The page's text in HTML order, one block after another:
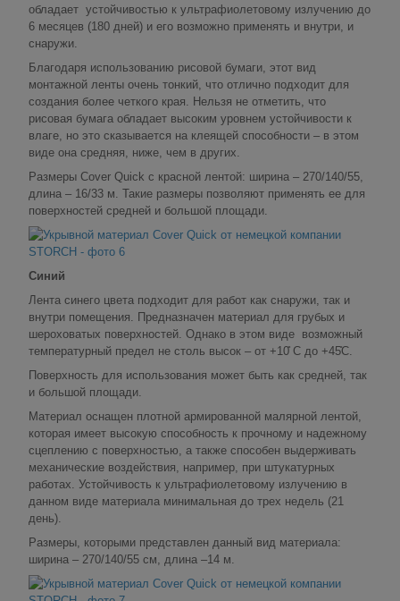
обладает устойчивостью к ультрафиолетовому излучению до
6 месяцев (180 дней) и его возможно применять и внутри, и
снаружи.
Благодаря использованию рисовой бумаги, этот вид
монтажной ленты очень тонкий, что отлично подходит для
создания более четкого края. Нельзя не отметить, что
рисовая бумага обладает высоким уровнем устойчивости к
влаге, но это сказывается на клеящей способности – в этом
виде она средняя, ниже, чем в других.
Размеры Cover Quick с красной лентой: ширина – 270/140/55,
длина – 16/33 м. Такие размеры позволяют применять ее для
поверхностей средней и большой площади.
Синий
Лента синего цвета подходит для работ как снаружи, так и
внутри помещения. Предназначен материал для грубых и
шероховатых поверхностей. Однако в этом виде возможный
температурный предел не столь высок – от +10̊ С до +45̊С.
Поверхность для использования может быть как средней, так
и большой площади.
Материал оснащен плотной армированной малярной лентой,
которая имеет высокую способность к прочному и надежному
сцеплению с поверхностью, а также способен выдерживать
механические воздействия, например, при штукатурных
работах. Устойчивость к ультрафиолетовому излучению в
данном виде материала минимальная до трех недель (21
день).
Размеры, которыми представлен данный вид материала:
ширина – 270/140/55 см, длина –14 м.